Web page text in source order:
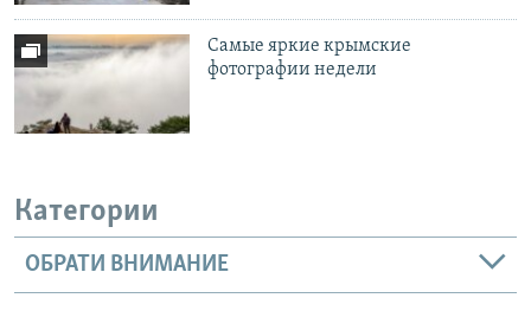
Самые яркие крымские
фотографии недели
Категории
ОБРАТИ ВНИМАНИЕ